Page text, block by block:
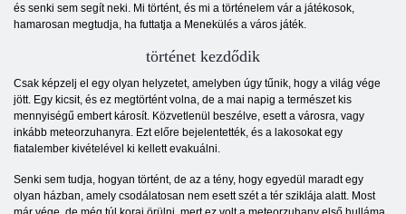
és senki sem segít neki. Mi történt, és mi a történelem vár a játékosok,
hamarosan megtudja, ha futtatja a Menekülés a város játék.
történet kezdődik
Csak képzelj el egy olyan helyzetet, amelyben úgy tűnik, hogy a világ vége
jött. Egy kicsit, és ez megtörtént volna, de a mai napig a természet kis
mennyiségű embert károsít. Közvetlenül beszélve, esett a városra, vagy
inkább meteorzuhanyra. Ezt előre bejelentették, és a lakosokat egy
fiatalember kivételével ki kellett evakuálni.
Senki sem tudja, hogyan történt, de az a tény, hogy egyedül maradt egy
olyan házban, amely csodálatosan nem esett szét a tér sziklája alatt. Most